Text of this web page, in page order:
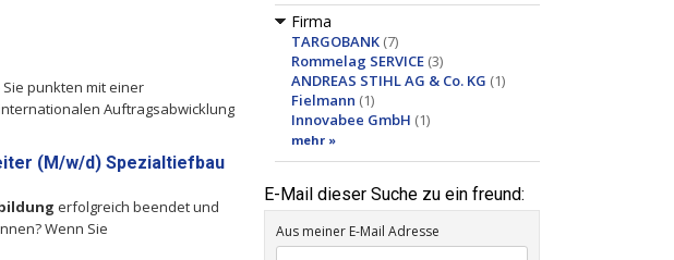
Firma
TARGOBANK (7)
Rommelag SERVICE (3)
ANDREAS STIHL AG & Co. KG (1)
Fielmann (1)
Innovabee GmbH (1)
mehr »
E-Mail dieser Suche zu ein freund:
Aus meiner E-Mail Adresse
Sie punkten mit einer
Auftragsabwicklung
(M/w/d) Spezialtiefbau
erfolgreich beendet und
Wenn Sie